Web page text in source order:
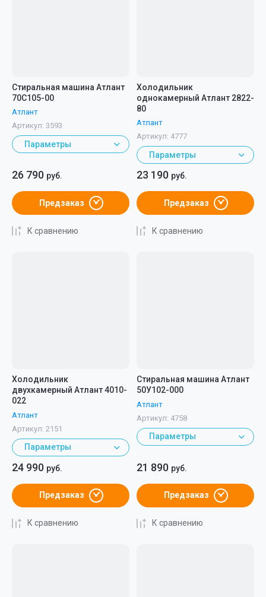
Стиральная машина Атлант
70С105-00
Атлант
Артикул: 3593
Параметры
26 790 руб.
Предзаказ
К сравнению
Холодильник
однокамерный Атлант 2822-
80
Атлант
Артикул: 4777
Параметры
23 190 руб.
Предзаказ
К сравнению
Холодильник
двухкамерный Атлант 4010-
022
Атлант
Артикул: 2151
Параметры
24 990 руб.
Предзаказ
К сравнению
Стиральная машина Атлант
50У102-000
Атлант
Артикул: 4758
Параметры
21 890 руб.
Предзаказ
К сравнению